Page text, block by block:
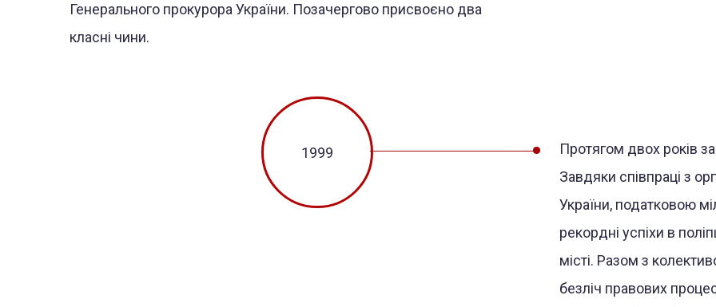
Генерального прокурора України. Позачергово присвоєно два
класні чини.
1999
Протягом двох років
Завдяки співпраці з
України, податковою
рекордні успіхи в
місті. Разом з
безліч правових